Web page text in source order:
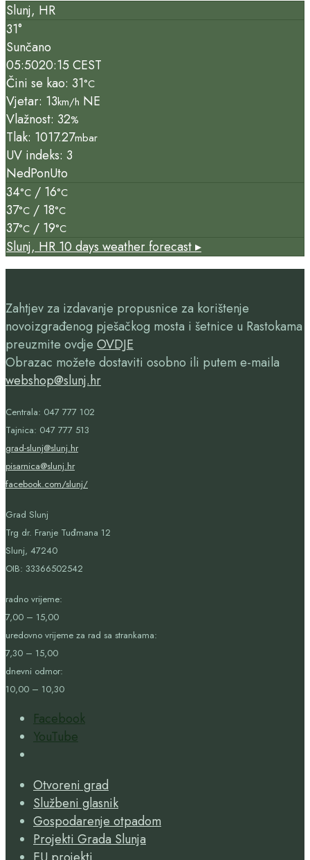
Slunj, HR
31°
Sunčano
05:5020:15 CEST
Čini se kao: 31°C
Vjetar: 13km/h NE
Vlažnost: 32%
Tlak: 1017.27mbar
UV indeks: 3
NedPonUto
34°C / 16°C
37°C / 18°C
37°C / 19°C
Slunj, HR 10 days weather forecast ▸
Zahtjev za izdavanje propusnice za korištenje
novoizgrađenog pješačkog mosta i šetnice u Rastokama
preuzmite ovdje OVDJE
Obrazac možete dostaviti osobno ili putem e-maila
webshop@slunj.hr
Centrala: 047 777 102
Tajnica: 047 777 513
grad-slunj@slunj.hr
pisarnica@slunj.hr
facebook.com/slunj/
Grad Slunj
Trg dr. Franje Tuđmana 12
Slunj, 47240
OIB: 33366502542
radno vrijeme:
7,00 – 15,00
uredovno vrijeme za rad sa strankama:
7,30 – 15,00
dnevni odmor:
10,00 – 10,30
Facebook
YouTube
Window
Otvoreni grad
Službeni glasnik
Gospodarenje otpadom
Projekti Grada Slunja